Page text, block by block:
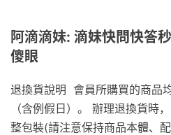
阿滴滴妹: 滴妹快問快答
傻眼
退換貨說明 會員所購買的商品
（含例假日）。 辦理退換貨時
整包裝(請注意保持商品本體、